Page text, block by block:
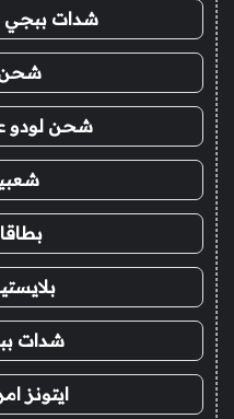
شدات ببجي
شحن
شحن لودو
شدات
ايتونز